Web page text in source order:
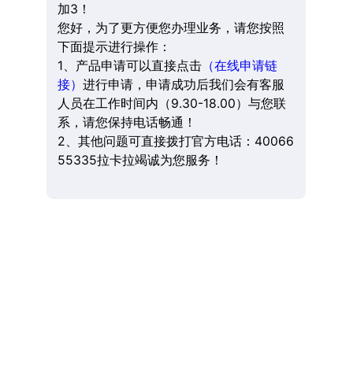
加3！
您好，为了更方便您办理业务，请您按照
下面提示进行操作：
1、产品申请可以直接点击（在线申请链
接） 进行申请，申请成功后我们会有客服
人员在工作时间内（9.30-18.00）与您联
系，请您保持电话畅通！
2、其他问题可直接拨打官方电话：40066
55335拉卡拉竭诚为您服务！